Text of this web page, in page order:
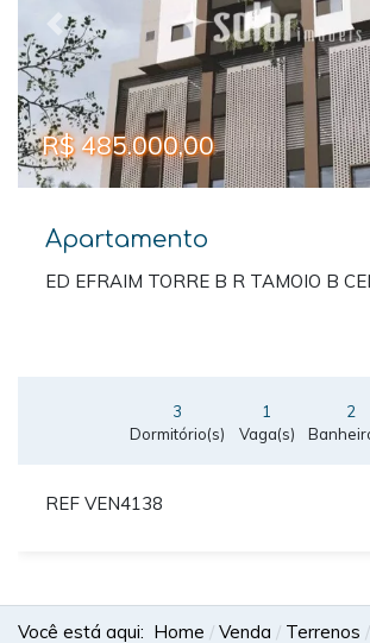
Previous
R$ 485.000,00
Apartamento
ED EFRAIM TORRE B R TAMOIO B
3
Dormitório(s)
1
Vaga(s)
2
REF VEN4138
Você está aqui: Home Venda
Terrenos